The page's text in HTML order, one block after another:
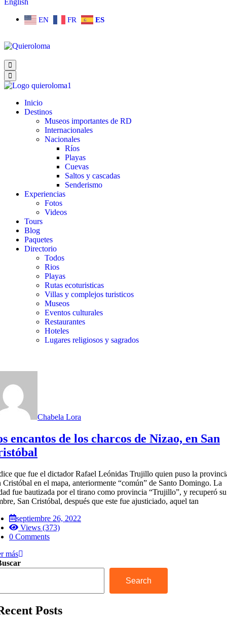
EN FR ES
Inicio
Destinos
Museos importantes de RD
Internacionales
Nacionales
Ríos
Playas
Cuevas
Saltos y cascadas
Senderismo
Experiencias
Fotos
Videos
Tours
Blog
Paquetes
Directorio
Todos
Rios
Playas
Rutas ecoturisticas
Villas y complejos turisticos
Museos
Eventos culturales
Restaurantes
Hoteles
Lugares religiosos y sagrados
Chabela Lora
encantos de los charcos de Nizao, en San
que fue el dictador Rafael Leónidas Trujillo quien puso la
Cristóbal en el mapa, anteriormente “común” de Santo Domingo. La
fue bautizada por el tirano como provincia “Trujillo”, y recuperó su
San Cristóbal, después que este fue ajusticiado, aquel tan
septiembre 26, 2022
Views (373)
0 Comments
más
Search
Posts